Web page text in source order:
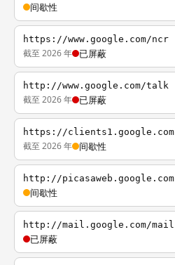
间歇性
https://www.google.com/ncr
截至 2026 年 已屏蔽
http://www.google.com/talk
截至 2026 年 已屏蔽
https://clients1.google.com
截至 2026 年 间歇性
http://picasaweb.google.com
间歇性
http://mail.google.com/mail
已屏蔽